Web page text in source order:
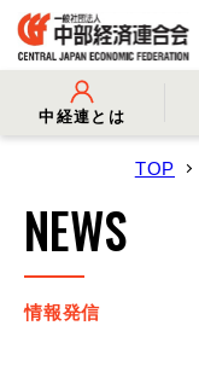
中経連とは
- 役員名簿
- 会員一覧
- 会長コメント
- イベント・セミナー
TOP
NEWS
情報発信